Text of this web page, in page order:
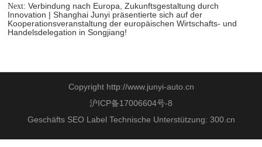
Next:Verbindung nach Europa, Zukunftsgestaltung durch
Innovation | Shanghai Junyi präsentierte sich auf der
Kooperationsveranstaltung der europäischen Wirtschafts‑ und
Handelsdelegation in Songjiang!
Copyright http://www.junyi-auto.cn
沪ICP备17006604号-8
Geschäfts SEO Label Technische Unterstützung: 300.cn